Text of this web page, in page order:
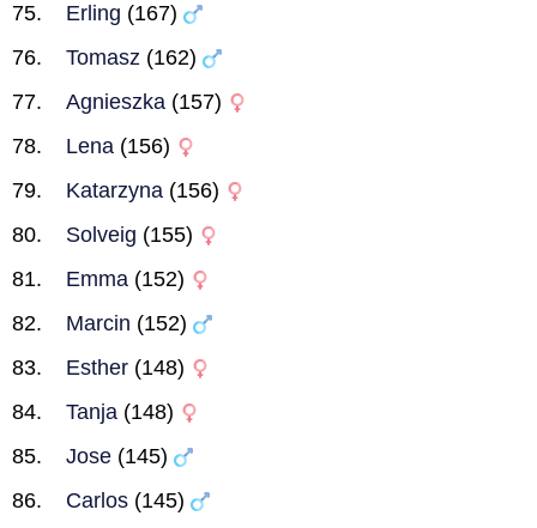
Erling (167)
Tomasz (162)
Agnieszka (157)
Lena (156)
Katarzyna (156)
Solveig (155)
Emma (152)
Marcin (152)
Esther (148)
Tanja (148)
Jose (145)
Carlos (145)